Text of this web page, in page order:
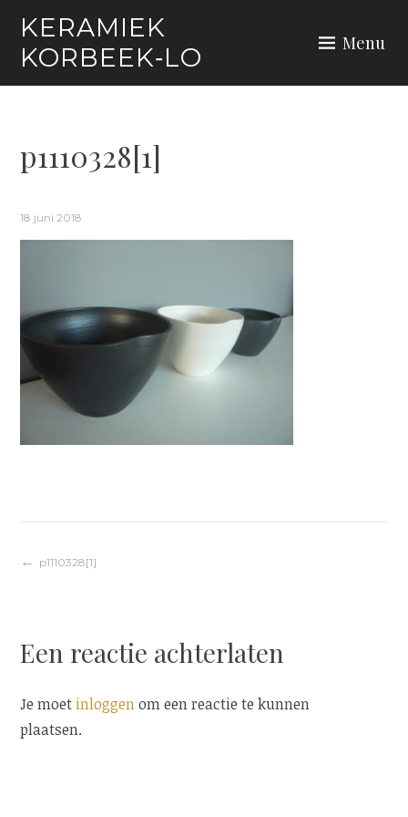
content
KERAMIEK
KORBEEK‑LO
Menu
p1110328[1]
18 juni 2018
Berichtnavigatie
p1110328[1]
Een reactie achterlaten
Je moet inloggenom een reactie te kunnen
plaatsen.